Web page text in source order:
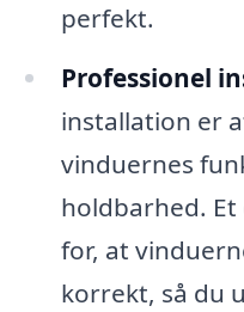
perfekt.
Professionel
installation er
vinduernes
holdbarhed.
for, at
korrekt, så du